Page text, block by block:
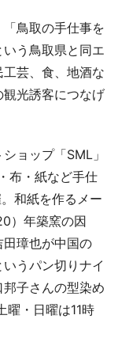
鳥取の手仕事を
う鳥取県と同エ
芸、食、地酒な
光誘客につなげ
ョップ「SML」
布・紙など手仕
和紙を作るメー
）年築窯の因
璋也が中国の
うパン切りナイ
子さんの型染め
曜・日曜は11時